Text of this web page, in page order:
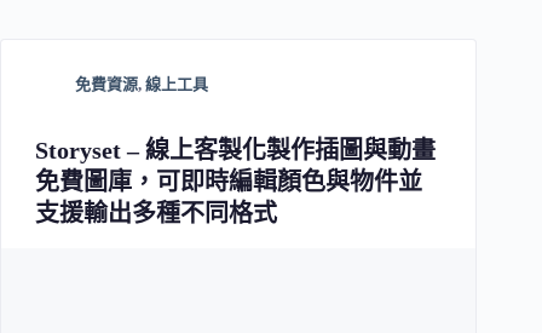
免費資源, 線上工具
Storyset – 線上客製化製作插圖與動畫
免費圖庫，可即時編輯顏色與物件並
支援輸出多種不同格式